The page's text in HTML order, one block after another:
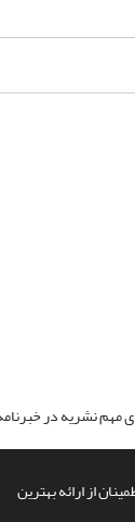
از ارائه بهترین
مهم نشریه در